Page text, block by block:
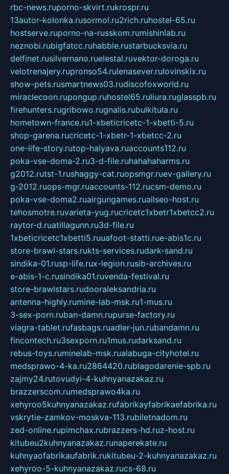
rbc-news.ruporno-skvirt.rukrospr.ru
13autor-kolonka.rusormol.ru2rich.ruhostel-65.ru
hostserve.ruporno-na-russkom.rumishinlab.ru
neznobi.rubigfatcc.ruhabble.rustarbucksvia.ru
delfinet.rusilvernano.ruelestal.ruvektor-doroga.ru
velotrenajery.rupronso54.rulenasever.rulovinskix.ru
show-pets.rusmartnews03.rudiscofoxworld.ru
miraclecoon.rupongup.ruhostel65.ruliura.ruglasspb.ru
firehunters.rugribowo.rugnalis.rubulkitula.ru
hometown-france.ru1-xbeticricetc-1-xbetti-5.ru
shop-garena.rucricetc-1-xbetr-1-xbetcc-2.ru
one-life-story.rutop-halyava.ruaccounts112.ru
poka-vse-doma-2.ru3-d-file.ruhahahaharms.ru
g2012.rutst-1.rushaggy-cat.ruopsmgr.ruev-gallery.ru
g-2012.ruops-mgr.ruaccounts-112.rucsm-demo.ru
poka-vse-doma2.ruairgungames.ruallseo-host.ru
tehosmotre.ruvarieta-yug.rucricetc1xbetr1xbetcc2.ru
raytor-d.ruatillagunn.ru3d-file.ru
1xbeticricetc1xbetti5.ruuafoot-statti.rue-abis1c.ru
store-brawl-stars.rukts-services.rudark-sand.ru
sindika-01.rusp-life.rux-legion.rusib-archives.ru
e-abis-1-c.rusindika01.ruvenda-festival.ru
store-brawlstars.rudooraleksandria.ru
antenna-highly.rumine-lab-msk.ru1-mus.ru
3-sex-porn.ruban-damn.rupurse-factory.ru
viagra-tablet.rufasbags.ruadler-jun.rubandamn.ru
fincontech.ru3sexporn.ru1mus.rudarksand.ru
rebus-toys.ruminelab-msk.rualabuga-cityhotel.ru
medsprawo-4-ka.ru2864420.rublagodarenie-spb.ru
zajmy24.rutovudyi-4-kuhnyanazakaz.ru
brazzerscom.rumedsprawo4ka.ru
xehyroo5kuhnyanazakaz.rufabrikayfabrikaefabrika.ru
vskrytie-zamkov-moskva-113.rubiletnadom.ru
zed-online.rupimchax.rubrazzers-hd.ruz-host.ru
kitubeu2kuhnyanazakaz.runaperekate.ru
kuhnyaofabrikaufabrik.rukitubeu-2-kuhnyanazakaz.ru
xehyroo-5-kuhnyanazakaz.rucs-68.ru